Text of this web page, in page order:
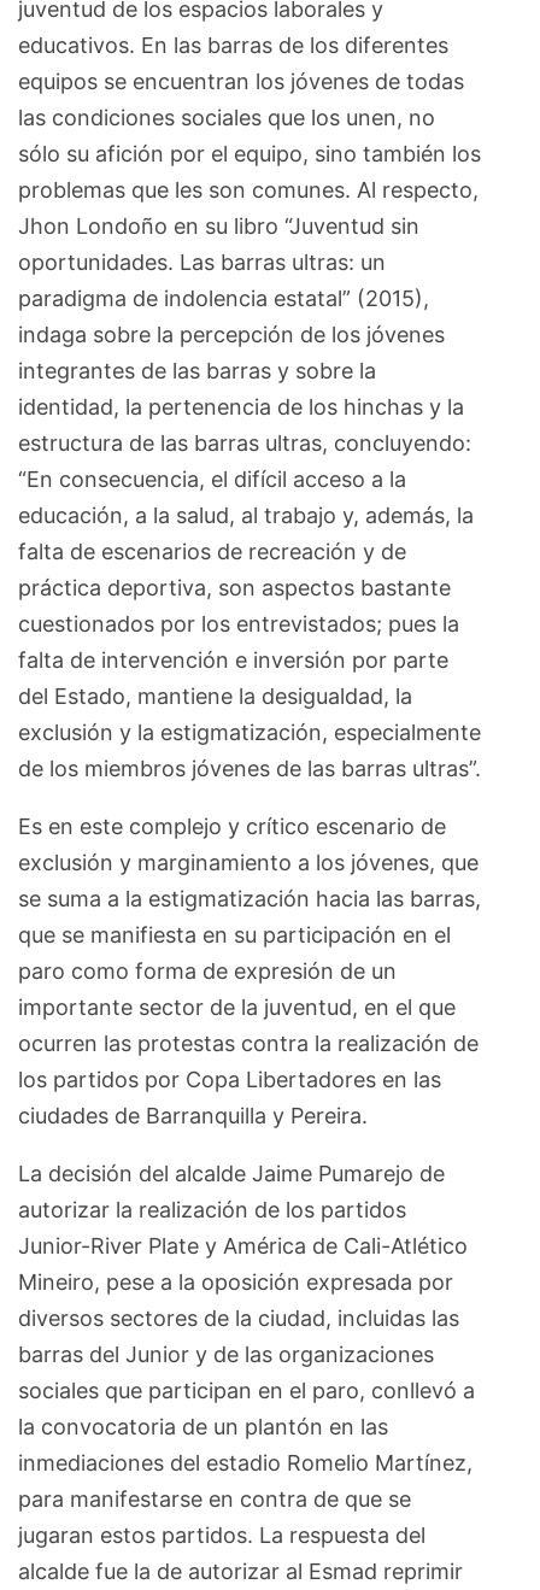
juventud de los espacios laborales y
educativos. En las barras de los diferentes
equipos se encuentran los jóvenes de todas
las condiciones sociales que los unen, no
sólo su afición por el equipo, sino también los
problemas que les son comunes. Al respecto,
Jhon Londoño en su libro “Juventud sin
oportunidades. Las barras ultras: un
paradigma de indolencia estatal” (2015),
indaga sobre la percepción de los jóvenes
integrantes de las barras y sobre la
identidad, la pertenencia de los hinchas y la
estructura de las barras ultras, concluyendo:
“En consecuencia, el difícil acceso a la
educación, a la salud, al trabajo y, además, la
falta de escenarios de recreación y de
práctica deportiva, son aspectos bastante
cuestionados por los entrevistados; pues la
falta de intervención e inversión por parte
del Estado, mantiene la desigualdad, la
exclusión y la estigmatización, especialmente
de los miembros jóvenes de las barras ultras”.
Es en este complejo y crítico escenario de
exclusión y marginamiento a los jóvenes, que
se suma a la estigmatización hacia las barras,
que se manifiesta en su participación en el
paro como forma de expresión de un
importante sector de la juventud, en el que
ocurren las protestas contra la realización de
los partidos por Copa Libertadores en las
ciudades de Barranquilla y Pereira.
La decisión del alcalde Jaime Pumarejo de
autorizar la realización de los partidos
Junior-River Plate y América de Cali-Atlético
Mineiro, pese a la oposición expresada por
diversos sectores de la ciudad, incluidas las
barras del Junior y de las organizaciones
sociales que participan en el paro, conllevó a
la convocatoria de un plantón en las
inmediaciones del estadio Romelio Martínez,
para manifestarse en contra de que se
jugaran estos partidos. La respuesta del
alcalde fue la de autorizar al Esmad reprimir